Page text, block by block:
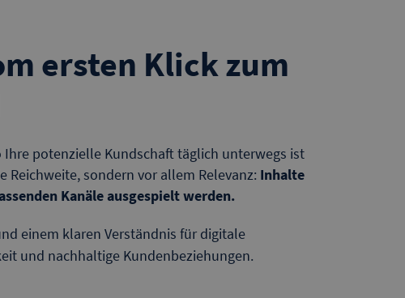
ersten Klick zum
potenzielle Kundschaft täglich unterwegs ist
sondern vor allem Relevanz: Inhalte
Kanäle ausgespielt werden.
einem klaren Verständnis für digitale
und nachhaltige Kundenbeziehungen.